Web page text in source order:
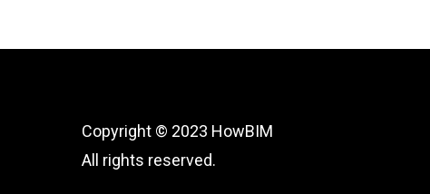
Copyright © 2023 HowBIM
All rights reserved.